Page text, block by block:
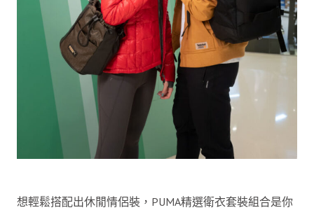
想輕鬆搭配出休閒情侶裝，PUMA精選衛衣套裝組合是你